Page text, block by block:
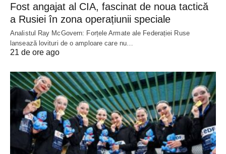
Fost angajat al CIA, fascinat de noua tactică
a Rusiei în zona operațiunii speciale
Analistul Ray McGovern: Forțele Armate ale Federației Ruse
lansează lovituri de o amploare care nu…
21 de ore ago